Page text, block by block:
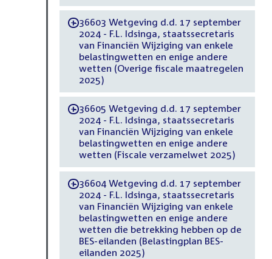
-36603 Wetgeving d.d. 17 september
2024 - F.L. Idsinga, staatssecretaris
van Financiën Wijziging van enkele
belastingwetten en enige andere
wetten (Overige fiscale maatregelen
2025)
-36605 Wetgeving d.d. 17 september
2024 - F.L. Idsinga, staatssecretaris
van Financiën Wijziging van enkele
belastingwetten en enige andere
wetten (Fiscale verzamelwet 2025)
-36604 Wetgeving d.d. 17 september
2024 - F.L. Idsinga, staatssecretaris
van Financiën Wijziging van enkele
belastingwetten en enige andere
wetten die betrekking hebben op de
BES-eilanden (Belastingplan BES-
eilanden 2025)